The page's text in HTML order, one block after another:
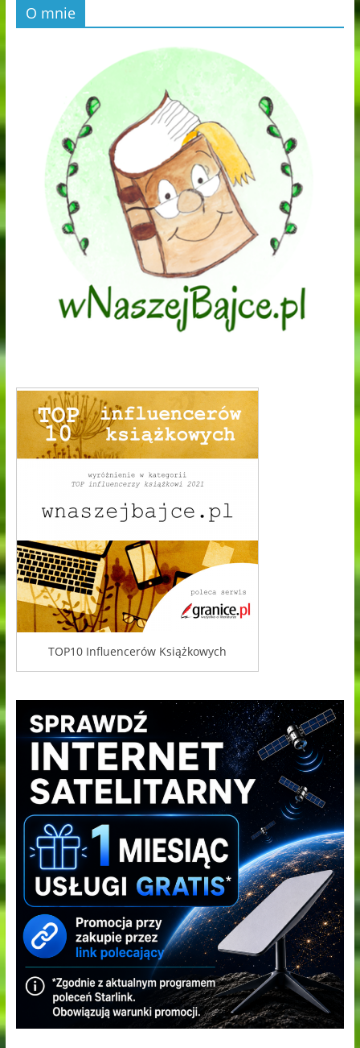
O mnie
TOP10 Influencerów Książkowych